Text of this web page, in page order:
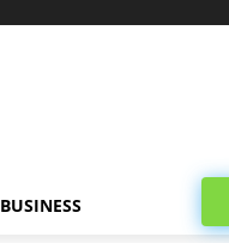
BUSINESS